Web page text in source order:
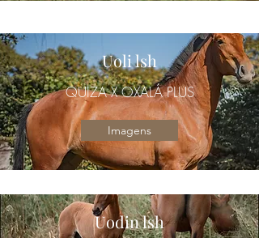
Uoli lsh
QUIZA X OXALÁ PLUS
Imagens
Uodin lsh